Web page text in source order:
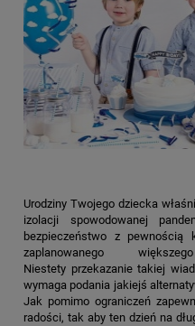
Urodziny Twojego dziecka
izolacji spowodowanej
bezpieczeństwo z pewnością
zaplanowanego
Niestety przekazanie takiej
wymaga podania jakiejś
Jak pomimo ograniczeń
radości, tak aby ten dzień na